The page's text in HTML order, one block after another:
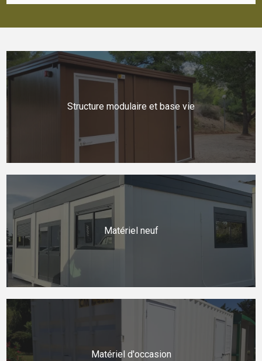
Structure modulaire et base vie
Matériel neuf
Matériel d'occasion